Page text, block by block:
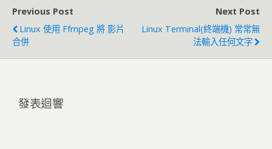
Previous Post
Linux 使用 Ffmpeg 將 影片
合併
Next Post
Linux Terminal(終端機) 常常無
法輸入任何文字
發表迴響